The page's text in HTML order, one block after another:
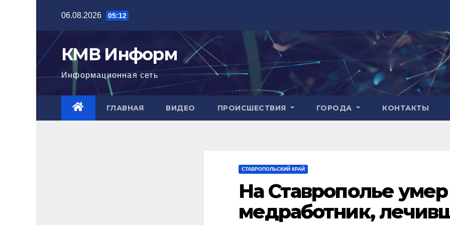
содержимому
06.08.2026 05:12
КМВ Информ
Информационная сеть
ГЛАВНАЯ ВИДЕО ПРОИСШЕСТВИЯ ГОРОДА КОНТАКТЫ
СТАВРОПОЛЬСКИЙ КРАЙ
На Ставрополье умер
медработник,